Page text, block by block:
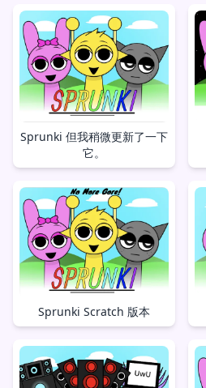
Sprunki 但我稍微更新了一下
它。
Sprunki Scratch 版本